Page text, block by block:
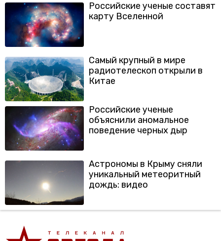
Российские ученые составят
карту Вселенной
Самый крупный в мире
радиотелескоп открыли в
Китае
Российские ученые
объяснили аномальное
поведение черных дыр
Астрономы в Крыму сняли
уникальный метеоритный
дождь: видео